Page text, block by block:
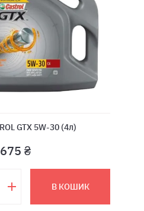
GTX 5W-30 (4л)
₴
В КОШИК